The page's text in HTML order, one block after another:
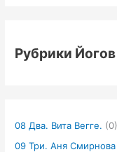
Рубрики
08 Два. Вита Вегге. (0)
09 Три. Аня Смирнова